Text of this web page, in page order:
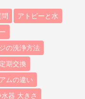
アトピーと水
の洗浄方法
期交換
ムの違い
器 大きさ